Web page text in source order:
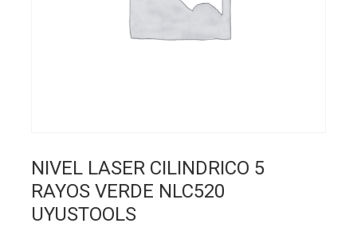
NIVEL LASER CILINDRICO 5
RAYOS VERDE NLC520
UYUSTOOLS